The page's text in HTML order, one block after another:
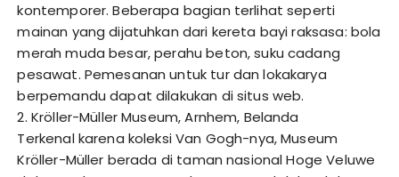
kontemporer. Beberapa bagian terlihat seperti
mainan yang dijatuhkan dari kereta bayi raksasa: bola
merah muda besar, perahu beton, suku cadang
pesawat. Pemesanan untuk tur dan lokakarya
berpemandu dapat dilakukan di situs web.
2. Kröller-Müller Museum, Arnhem, Belanda
Terkenal karena koleksi Van Gogh-nya, Museum
Kröller-Müller berada di taman nasional Hoge Veluwe